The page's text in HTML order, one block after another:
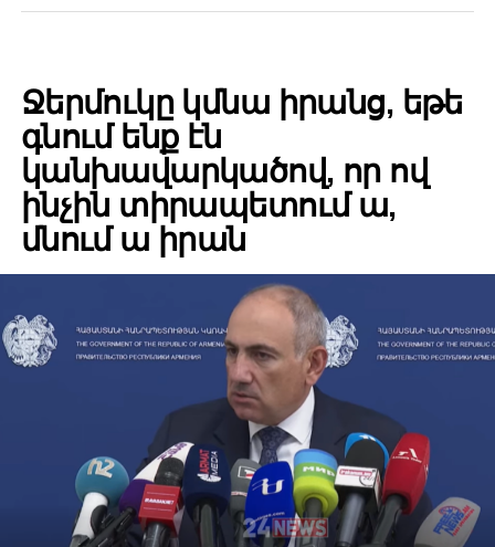
Ջերմուկը կմնա իրանց, եթե
գնում ենք էն
կանխավարկածով, որ ով
ինչին տիրապետում ա,
մնում ա իրան